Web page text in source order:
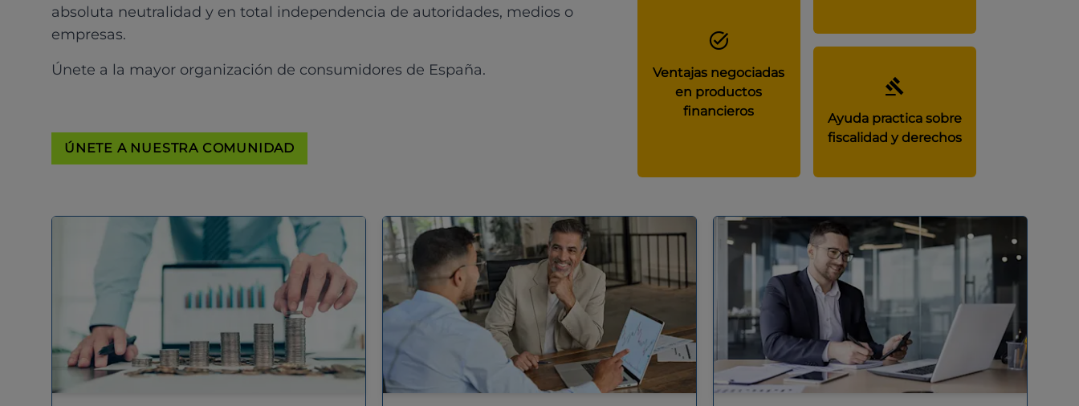
absoluta neutralidad y en total independencia de autoridades, medios o
empresas.
Únete a la mayor organización de consumidores de España.
ÚNETE A NUESTRA COMUNIDAD
Ventajas negociadas
en productos
financieros
Ayuda practica sobre
fiscalidad y derechos